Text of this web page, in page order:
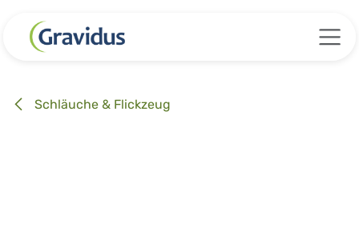
Schläuche & Flickzeug